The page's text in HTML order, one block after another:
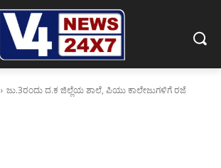
ಜು.3ರಂದು ದ.ಕ ಜಿಲ್ಲೆಯ ಶಾಲೆ, ಪಿಯು ಕಾಲೇಜುಗಳಿಗೆ ರಜೆ